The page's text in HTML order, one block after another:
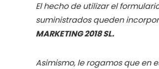
El hecho de utilizar el
suministrados queden
MARKETING 2018 SL.
Asimismo, le rogamos que en